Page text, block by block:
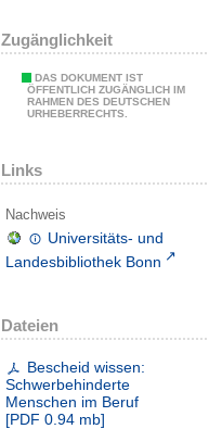
Zugänglichkeit
DAS DOKUMENT IST
ÖFFENTLICH ZUGÄNGLICH IM
RAHMEN DES DEUTSCHEN
URHEBERRECHTS.
Links
Nachweis
Universitäts- und
Landesbibliothek Bonn
Dateien
Bescheid wissen:
Schwerbehinderte
Menschen im Beruf
[PDF 0.94 mb]